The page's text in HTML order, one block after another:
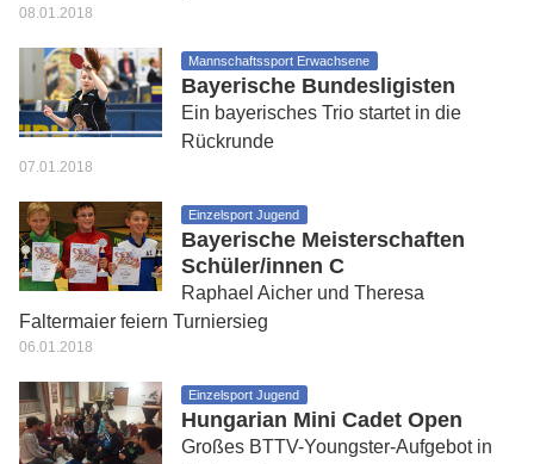
08.01.2018
Mannschaftssport Erwachsene
Bayerische Bundesligisten
Ein bayerisches Trio startet in die
Rückrunde
07.01.2018
Einzelsport Jugend
Bayerische Meisterschaften
Schüler/innen C
Raphael Aicher und Theresa
Faltermaier feiern Turniersieg
06.01.2018
Einzelsport Jugend
Hungarian Mini Cadet Open
Großes BTTV-Youngster-Aufgebot in